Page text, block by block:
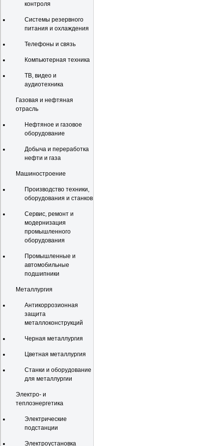
контроля
Системы резервного
питания и охлаждения
Телефоны и связь
Компьютерная техника
ТВ, видео и
аудиотехника
Газовая и нефтяная
отрасль
Нефтяное и газовое
оборудование
Добыча и переработка
нефти и газа
Машиностроение
Производство техники,
оборудования и станков
Сервис, ремонт и
модернизация
промышленного
оборудования
Промышленные и
автомобильные
подшипники
Металлургия
Антикоррозионная
защита
металлоконструкций
Черная металлургия
Цветная металлургия
Станки и оборудование
для металлургии
Электро- и
теплоэнергетика
Электрические
подстанции
Электроустановка